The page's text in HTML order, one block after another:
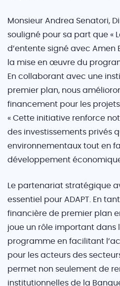
Monsieur Andrea Senatori,
souligné pour sa part que «
d’entente signé avec Amen
la mise en œuvre du
En collaborant avec une
premier plan, nous
financement pour les
« Cette initiative renforce
des investissements privés
environnementaux tout en
développement
Le partenariat stratégique
essentiel pour ADAPT. En
financière de premier plan en
joue un rôle important dans
programme en facilitant
pour les acteurs des
permet non seulement de
institutionnelles de la